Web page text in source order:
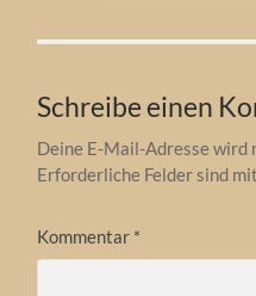
Schreibe einen
Deine E-Mail-Adresse
Erforderliche Felder sind mit
Kommentar *